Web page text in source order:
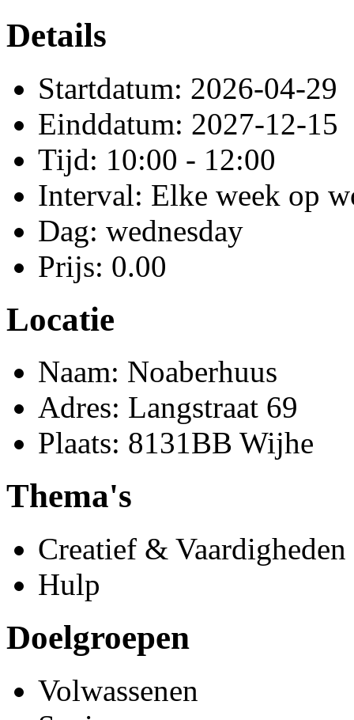
Details
Startdatum: 2026-04-29
Einddatum: 2027-12-15
Tijd: 10:00 - 12:00
Interval: Elke week op
Dag: wednesday
Prijs: 0.00
Locatie
Naam: Noaberhuus
Adres: Langstraat 69
Plaats: 8131BB Wijhe
Thema's
Creatief & Vaardigheden
Hulp
Doelgroepen
Volwassenen